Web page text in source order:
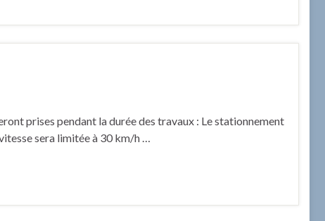
prises pendant la durée des travaux : Le stationnement
sera limitée à 30 km/h …